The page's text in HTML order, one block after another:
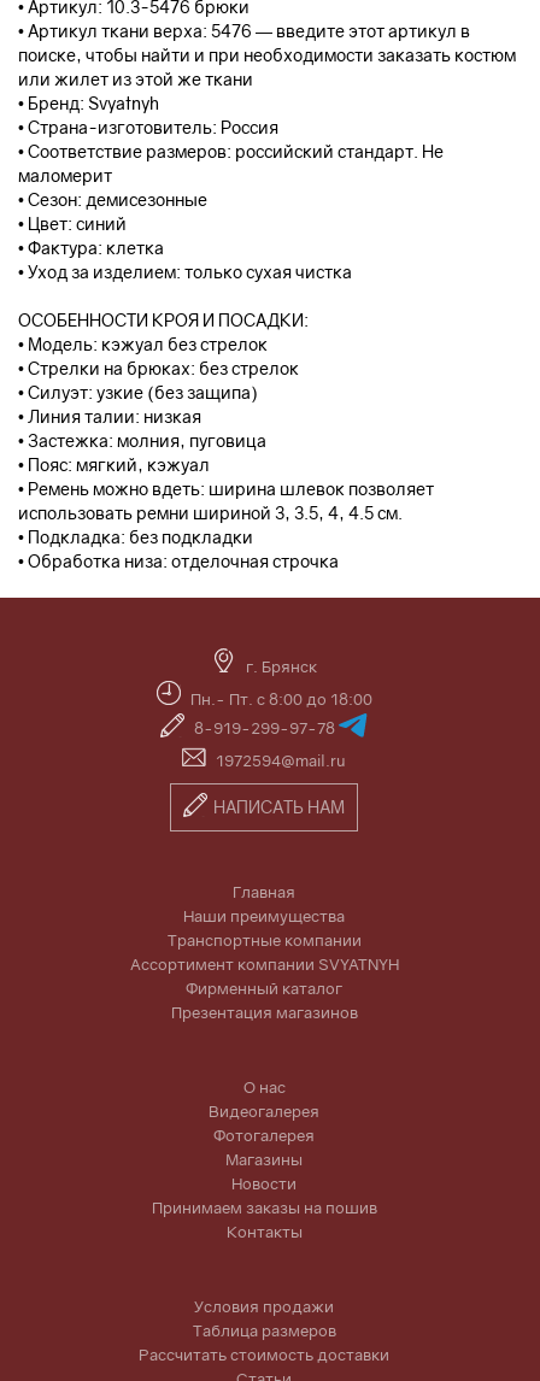
• Артикул: 10.3-5476 брюки
• Артикул ткани верха: 5476 — введите этот артикул в
поиске, чтобы найти и при необходимости заказать костюм
или жилет из этой же ткани
• Бренд: Svyatnyh
• Страна-изготовитель: Россия
• Соответствие размеров: российский стандарт. Не
маломерит
• Сезон: демисезонные
• Цвет: синий
• Фактура: клетка
• Уход за изделием: только сухая чистка
ОСОБЕННОСТИ КРОЯ И ПОСАДКИ:
• Модель: кэжуал без стрелок
• Стрелки на брюках: без стрелок
• Силуэт: узкие (без защипа)
• Линия талии: низкая
• Застежка: молния, пуговица
• Пояс: мягкий, кэжуал
• Ремень можно вдеть: ширина шлевок позволяет
использовать ремни шириной 3, 3.5, 4, 4.5 см.
• Подкладка: без подкладки
• Обработка низа: отделочная строчка
г. Брянск
Пн.- Пт. с 8:00 до 18:00
8-919-299-97-78
1972594@mail.ru
НАПИСАТЬ НАМ
Главная
Наши преимущества
Транспортные компании
Ассортимент компании SVYATNYH
Фирменный каталог
Презентация магазинов
О нас
Видеогалерея
Фотогалерея
Магазины
Новости
Принимаем заказы на пошив
Контакты
Условия продажи
Таблица размеров
Рассчитать стоимость доставки